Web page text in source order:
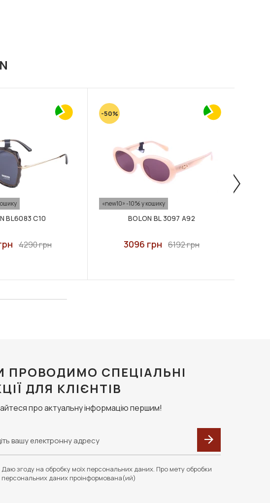
BL6083 C10
4290 грн
-50%
«new10» -10% у кошику
BOLON BL 3097 A92
3096 грн 6192 грн
ПРОВОДИМО СПЕЦІАЛЬНІ
ДЛЯ КЛІЄНТІВ
про актуальну інформацію першим!
Даю згоду на обробку моїх персональних даних. Про мету обробки
персональних даних проінформована(ий)